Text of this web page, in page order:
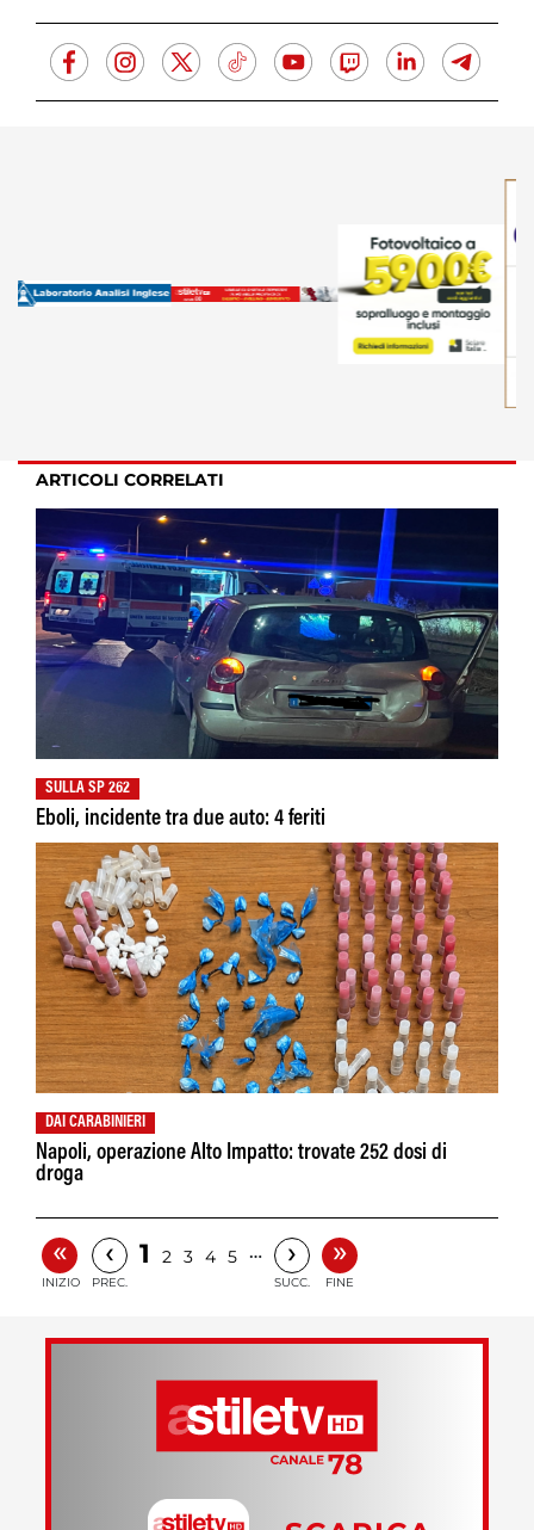
ARTICOLI CORRELATI
SULLA SP 262
Eboli, incidente tra due auto: 4 feriti
DAI CARABINIERI
Napoli, operazione Alto Impatto: trovate 252 dosi di
droga
«
INIZIO
‹
PREC.
1 2 3 4 5 … ›
SUCC.
»
FINE